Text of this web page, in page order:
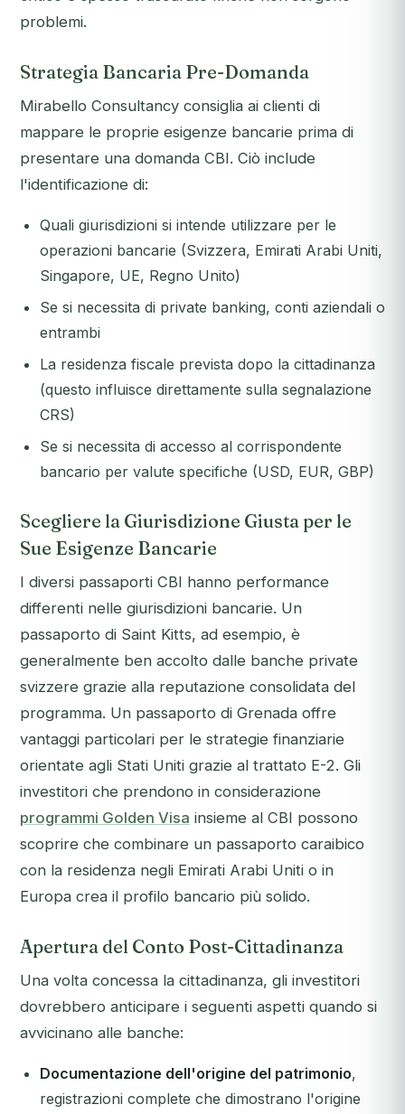
problemi.
Strategia Bancaria Pre-Domanda
Mirabello Consultancy consiglia ai clienti di
mappare le proprie esigenze bancarie prima di
presentare una domanda CBI. Ciò include
l'identificazione di:
Quali giurisdizioni si intende utilizzare per le
operazioni bancarie (Svizzera, Emirati Arabi Uniti,
Singapore, UE, Regno Unito)
Se si necessita di private banking, conti aziendali o
entrambi
La residenza fiscale prevista dopo la cittadinanza
(questo influisce direttamente sulla segnalazione
CRS)
Se si necessita di accesso al corrispondente
bancario per valute specifiche (USD, EUR, GBP)
Scegliere la Giurisdizione Giusta per le
Sue Esigenze Bancarie
I diversi passaporti CBI hanno performance
differenti nelle giurisdizioni bancarie. Un
passaporto di Saint Kitts, ad esempio, è
generalmente ben accolto dalle banche private
svizzere grazie alla reputazione consolidata del
programma. Un passaporto di Grenada offre
vantaggi particolari per le strategie finanziarie
orientate agli Stati Uniti grazie al trattato E-2. Gli
investitori che prendono in considerazione
programmi Golden Visa insieme al CBI possono
scoprire che combinare un passaporto caraibico
con la residenza negli Emirati Arabi Uniti o in
Europa crea il profilo bancario più solido.
Apertura del Conto Post-Cittadinanza
Una volta concessa la cittadinanza, gli investitori
dovrebbero anticipare i seguenti aspetti quando si
avvicinano alle banche:
Documentazione dell'origine del patrimonio,
registrazioni complete che dimostrano l'origine